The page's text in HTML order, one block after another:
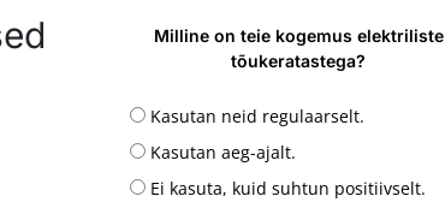
Milline on teie kogemus elektriliste
tõukeratastega?
Kasutan neid regulaarselt.
Kasutan aeg-ajalt.
Ei kasuta, kuid suhtun positiivselt.